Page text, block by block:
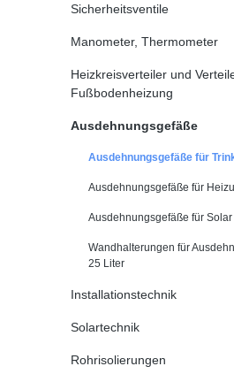
Sicherheitsventile
Manometer, Thermometer
Heizkreisverteiler und
Fußbodenheizung
Ausdehnungsgefäße
Ausdehnungsgefäße für
Ausdehnungsgefäße für
Ausdehnungsgefäße für Solar
Wandhalterungen für
25 Liter
Installationstechnik
Solartechnik
Rohrisolierungen